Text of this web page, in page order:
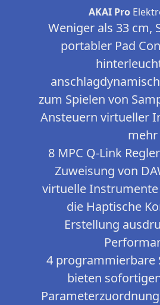
AKAI Pro
Weniger als 33 cm,
portabler Pad
zum Spielen von
Ansteuern virtueller
mehr
8 MPC Q-Link
Zuweisung von
virtuelle
die Haptische
Erstellung
4 programmierbare
bieten